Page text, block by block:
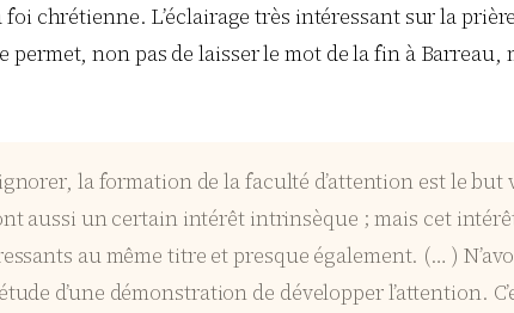
chrétienne. L’éclairage très intéressant sur la
permet, non pas de laisser le mot de la fin à
la formation de la faculté d’attention est le
aussi un certain intérêt intrinsèque ; mais cet
au même titre et presque également. (… )
d’une démonstration de développer l’attention.